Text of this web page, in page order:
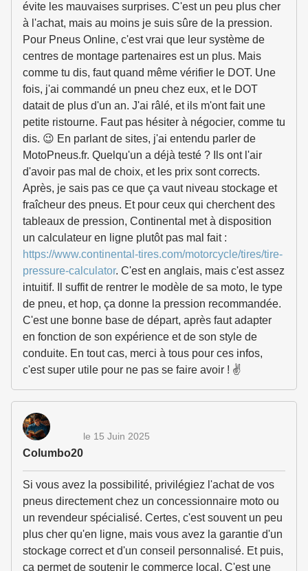
évite les mauvaises surprises. C'est un peu plus cher
à l'achat, mais au moins je suis sûre de la pression.
Pour Pneus Online, c'est vrai que leur système de
centres de montage partenaires est un plus. Mais
comme tu dis, faut quand même vérifier le DOT. Une
fois, j'ai commandé un pneu chez eux, et le DOT
datait de plus d'un an. J'ai râlé, et ils m'ont fait une
petite ristourne. Faut pas hésiter à négocier, comme tu
dis. 😉 En parlant de sites, j'ai entendu parler de
MotoPneus.fr. Quelqu'un a déjà testé ? Ils ont l'air
d'avoir pas mal de choix, et les prix sont corrects.
Après, je sais pas ce que ça vaut niveau stockage et
fraîcheur des pneus. Et pour ceux qui cherchent des
tableaux de pression, Continental met à disposition
un calculateur en ligne plutôt pas mal fait :
https://www.continental-tires.com/motorcycle/tires/tire-
pressure-calculator. C'est en anglais, mais c'est assez
intuitif. Il suffit de rentrer le modèle de sa moto, le type
de pneu, et hop, ça donne la pression recommandée.
C'est une bonne base de départ, après faut adapter
en fonction de son expérience et de son style de
conduite. En tout cas, merci à tous pour ces infos,
c'est super utile pour ne pas se faire avoir ! ✌
Columbo20
le 15 Juin 2025
Si vous avez la possibilité, privilégiez l'achat de vos
pneus directement chez un concessionnaire moto ou
un revendeur spécialisé. Certes, c'est souvent un peu
plus cher qu'en ligne, mais vous avez la garantie d'un
stockage correct et d'un conseil personnalisé. Et puis,
ça permet de soutenir le commerce local. C'est une